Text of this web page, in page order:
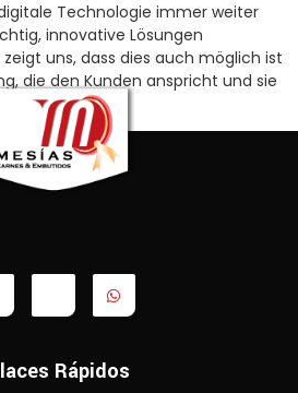
Technologie immer weiter
innovative Lösungen
uns, dass dies auch möglich ist
die den Kunden anspricht und sie
einlädt.
Rápidos